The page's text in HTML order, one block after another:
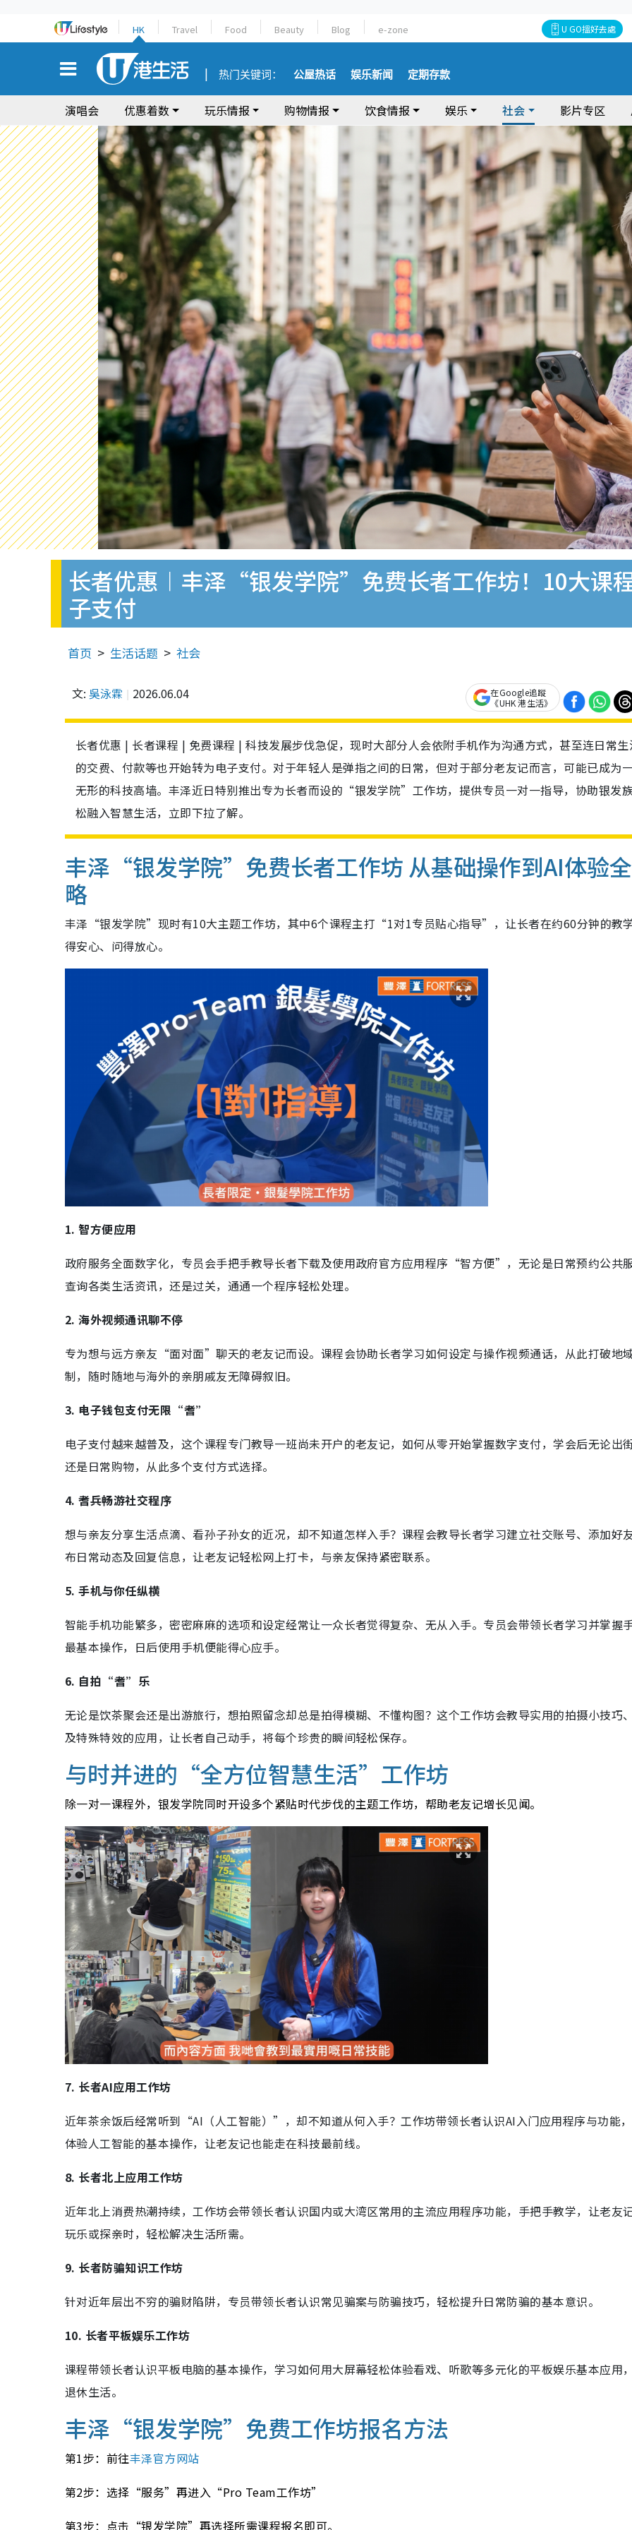
HK Travel Food Beauty Blog e-zone U GO搵好去處
热门关键词： 公屋热话 娱乐新闻 定期存款
演唱会 优惠着数 玩乐情报 购物情报 饮食情报 娱乐 社会 影片专区
长者优惠︱丰泽“银发学院”免费长者工作坊！10大课
子支付
首页 生活话题 社会
文: 吳泳霖 2026.06.04
在Google追蹤
《UHK 港生活》
长者优惠 | 长者课程 | 免费课程 | 科技发展步伐急促，现时大部分人会依附手机作为沟通方式，甚至连日常
的交费、付款等也开始转为电子支付。对于年轻人是弹指之间的日常，但对于部分老友记而言，可能已成为
无形的科技高墙。丰泽近日特别推出专为长者而设的“银发学院”工作坊，提供专员一对一指导，协助银发
松融入智慧生活，立即下拉了解。
丰泽“银发学院”免费长者工作坊 从基础操作到AI体验
略
丰泽“银发学院”现时有10大主题工作坊，其中6个课程主打“1对1专员贴心指导”，让长者在约60分钟的教
得安心、问得放心。
1. 智方便应用
政府服务全面数字化，专员会手把手教导长者下载及使用政府官方应用程序“智方便”，无论是日常预约公共
查询各类生活资讯，还是过关，通通一个程序轻松处理。
2. 海外视频通讯聊不停
专为想与远方亲友“面对面”聊天的老友记而设。课程会协助长者学习如何设定与操作视频通话，从此打破地
制，随时随地与海外的亲朋戚友无障碍叙旧。
3. 电子钱包支付无限“耆”
电子支付越来越普及，这个课程专门教导一班尚未开户的老友记，如何从零开始掌握数字支付，学会后无论出
还是日常购物，从此多个支付方式选择。
4. 耆兵畅游社交程序
想与亲友分享生活点滴、看孙子孙女的近况，却不知道怎样入手？课程会教导长者学习建立社交账号、添加好
布日常动态及回复信息，让老友记轻松网上打卡，与亲友保持紧密联系。
5. 手机与你任纵横
智能手机功能繁多，密密麻麻的选项和设定经常让一众长者觉得复杂、无从入手。专员会带领长者学习并掌握
最基本操作，日后使用手机便能得心应手。
6. 自拍“耆”乐
无论是饮茶聚会还是出游旅行，想拍照留念却总是拍得模糊、不懂构图？这个工作坊会教导实用的拍摄小技巧
及特殊特效的应用，让长者自己动手，将每个珍贵的瞬间轻松保存。
与时并进的“全方位智慧生活”工作坊
除一对一课程外，银发学院同时开设多个紧贴时代步伐的主题工作坊，帮助老友记增长见闻。
7. 长者AI应用工作坊
近年茶余饭后经常听到“AI（人工智能）”，却不知道从何入手？工作坊带领长者认识AI入门应用程序与功能
体验人工智能的基本操作，让老友记也能走在科技最前线。
8. 长者北上应用工作坊
近年北上消费热潮持续，工作坊会带领长者认识国内或大湾区常用的主流应用程序功能，手把手教学，让老友
玩乐或探亲时，轻松解决生活所需。
9. 长者防骗知识工作坊
针对近年层出不穷的骗财陷阱，专员带领长者认识常见骗案与防骗技巧，轻松提升日常防骗的基本意识。
10. 长者平板娱乐工作坊
课程带领长者认识平板电脑的基本操作，学习如何用大屏幕轻松体验看戏、听歌等多元化的平板娱乐基本应用
退休生活。
丰泽“银发学院”免费工作坊报名方法
第1步：前往丰泽官方网站
第2步：选择“服务”再进入“Pro Team工作坊”
第3步：点击“银发学院”再选择所需课程报名即可。